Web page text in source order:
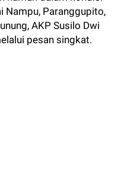
Nampu, Paranggupito,
AKP Susilo Dwi
pesan singkat.